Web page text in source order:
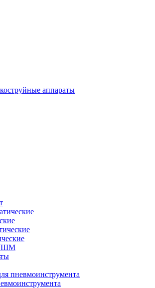
аппараты
УШМ
пневмоинструмента